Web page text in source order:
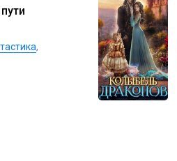
,